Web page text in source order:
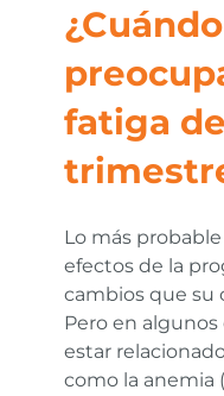
fatiga
Lo más
efectos de la
cambios que su
Pero en
estar
como la anemia